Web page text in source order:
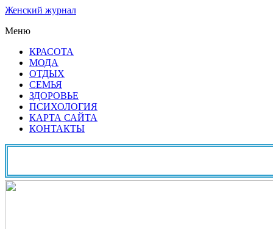
Женский журнал
Меню
КРАСОТА
МОДА
ОТДЫХ
СЕМЬЯ
ЗДОРОВЬЕ
ПСИХОЛОГИЯ
КАРТА САЙТА
КОНТАКТЫ